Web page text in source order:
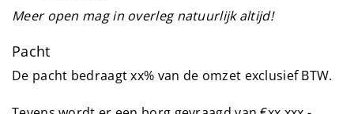
Meer open mag in overleg natuurlijk altijd!
Pacht
De pacht bedraagt xx% van de omzet exclusief BTW.